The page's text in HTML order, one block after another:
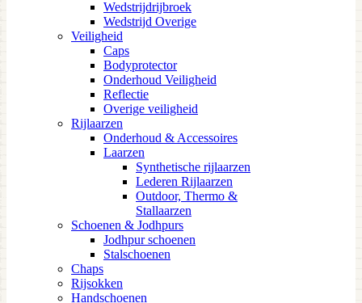
Wedstrijdrijbroek
Wedstrijd Overige
Veiligheid
Caps
Bodyprotector
Onderhoud Veiligheid
Reflectie
Overige veiligheid
Rijlaarzen
Onderhoud & Accessoires
Laarzen
Synthetische rijlaarzen
Lederen Rijlaarzen
Outdoor, Thermo &
Stallaarzen
Schoenen & Jodhpurs
Jodhpur schoenen
Stalschoenen
Chaps
Rijsokken
Handschoenen